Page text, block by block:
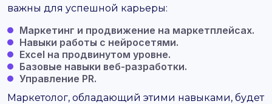
важны для успешной карьеры:
Маркетинг и продвижение на маркетплейсах.
Навыки работы с нейросетями.
Excel на продвинутом уровне.
Базовые навыки веб-разработки.
Управление PR.
Маркетолог, обладающий этими навыками, будет